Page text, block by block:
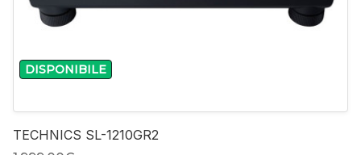
DISPONIBILE
TECHNICS SL-1210GR2
+